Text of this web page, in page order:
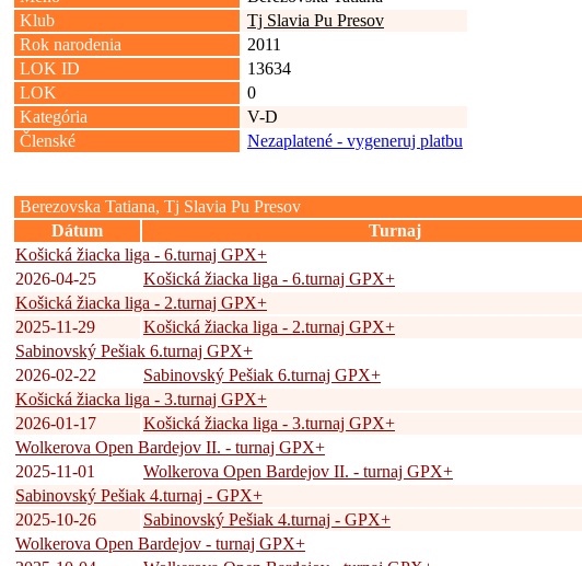
Klub
Tj Slavia Pu Presov
Rok narodenia
2011
LOK ID
13634
LOK
0
Kategória
V-D
Členské
Nezaplatené - vygeneruj platbu
Berezovska Tatiana, Tj Slavia Pu Presov
Dátum
Turnaj
Košická žiacka liga - 6.turnaj GPX+
2026-04-25
Košická žiacka liga - 6.turnaj GPX+
Košická žiacka liga - 2.turnaj GPX+
2025-11-29
Košická žiacka liga - 2.turnaj GPX+
Sabinovský Pešiak 6.turnaj GPX+
2026-02-22
Sabinovský Pešiak 6.turnaj GPX+
Košická žiacka liga - 3.turnaj GPX+
2026-01-17
Košická žiacka liga - 3.turnaj GPX+
Wolkerova Open Bardejov II. - turnaj GPX+
2025-11-01
Wolkerova Open Bardejov II. - turnaj GPX+
Sabinovský Pešiak 4.turnaj - GPX+
2025-10-26
Sabinovský Pešiak 4.turnaj - GPX+
Wolkerova Open Bardejov - turnaj GPX+